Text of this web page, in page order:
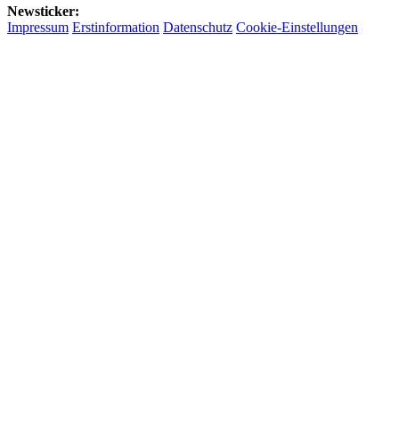
Newsticker:
Impressum Erstinformation Datenschutz Cookie-Einstellungen